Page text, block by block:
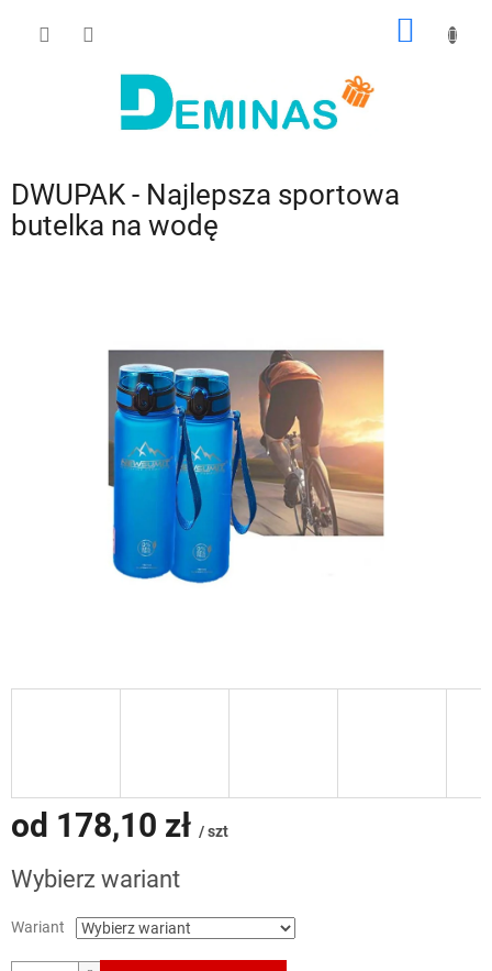
DWUPAK - Najlepsza sportowa
butelka na wodę
od 178,10 zł / szt
jednostkowa:
Wybierz wariant
Wariant